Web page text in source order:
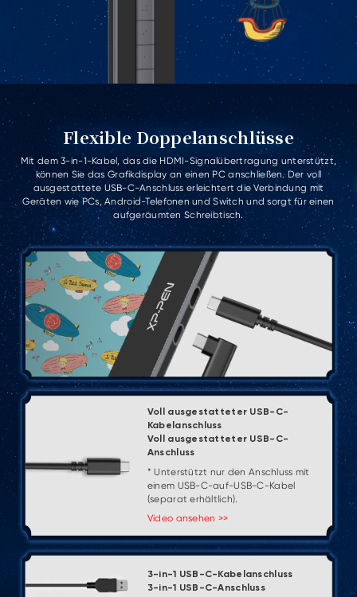
Flexible Doppelanschlüsse
Mit dem 3-in-1-Kabel, das die HDMI-Signalübertragung unterstützt,
können Sie das Grafikdisplay an einen PC anschließen. Der voll
ausgestattete USB-C-Anschluss erleichtert die Verbindung mit
Geräten wie PCs, Android-Telefonen und Switch und sorgt für einen
aufgeräumten Schreibtisch.
Voll ausgestatteter USB-C-
Kabelanschluss
Voll ausgestatteter USB-C-
Anschluss
* Unterstützt nur den Anschluss mit
einem USB-C-auf-USB-C-Kabel
(separat erhältlich).
Video ansehen >>
3-in-1 USB-C-Kabelanschluss
3-in-1 USB-C-Anschluss